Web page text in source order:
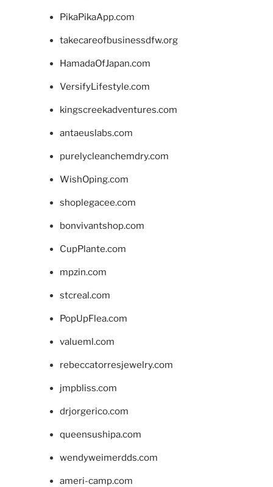
PikaPikaApp.com
takecareofbusinessdfw.org
HamadaOfJapan.com
VersifyLifestyle.com
kingscreekadventures.com
antaeuslabs.com
purelycleanchemdry.com
WishOping.com
shoplegacee.com
bonvivantshop.com
CupPlante.com
mpzin.com
stcreal.com
PopUpFlea.com
valueml.com
rebeccatorresjewelry.com
jmpbliss.com
drjorgerico.com
queensushipa.com
wendyweimerdds.com
ameri-camp.com